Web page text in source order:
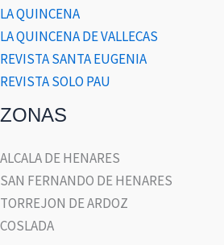
LA QUINCENA
LA QUINCENA DE VALLECAS
REVISTA SANTA EUGENIA
REVISTA SOLO PAU
ZONAS
ALCALA DE HENARES
SAN FERNANDO DE HENARES
TORREJON DE ARDOZ
COSLADA